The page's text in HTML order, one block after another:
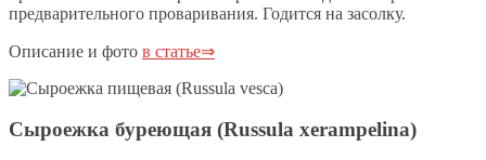
предварительного проваривания. Годится на засолку.
Описание и фото в статье⇒
Сыроежка буреющая (Russula xerampelina)